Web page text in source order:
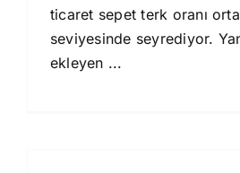
ticaret sepet terk oranı
seviyesinde seyrediyor.
ekleyen ...